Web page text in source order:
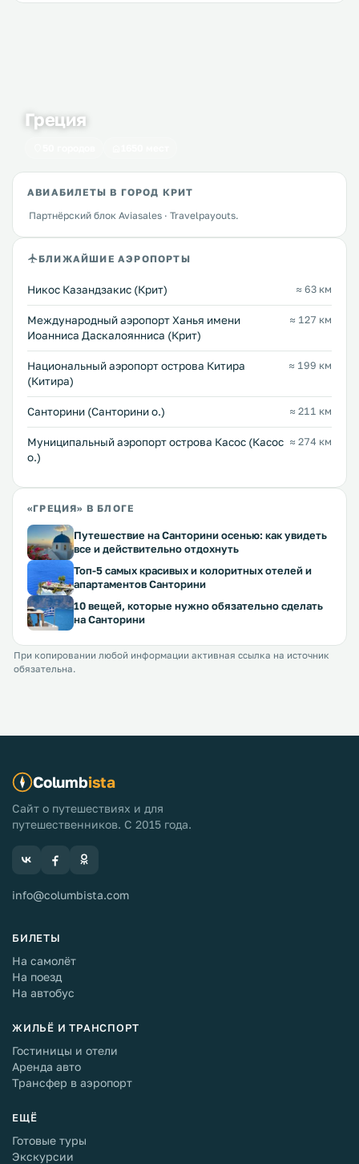
Греция
АВИАБИЛЕТЫ В ГОРОД КРИТ
Партнёрский блок Aviasales · Travelpayouts.
БЛИЖАЙШИЕ АЭРОПОРТЫ
Никос Казандзакис (Крит) ≈ 63 км
Международный аэропорт Ханья имени
Иоанниса Даскалоянниса (Крит)
≈ 127 км
Национальный аэропорт острова Китира
(Китира)
≈ 199 км
Санторини (Санторини о.) ≈ 211 км
Муниципальный аэропорт острова Касос (Касос
о.)
≈ 274 км
«ГРЕЦИЯ» В БЛОГЕ
Путешествие на Санторини осенью: как увидеть
все и действительно отдохнуть
Топ-5 самых красивых и колоритных отелей и
апартаментов Санторини
10 вещей, которые нужно обязательно сделать
на Санторини
При копировании любой информации активная ссылка на источник
обязательна.
Columbista
Сайт о путешествиях и для
путешественников. С 2015 года.
info@columbista.com
БИЛЕТЫ
На самолёт
На поезд
На автобус
ЖИЛЬЁ И ТРАНСПОРТ
Гостиницы и отели
Аренда авто
Трансфер в аэропорт
ЕЩЁ
Готовые туры
Экскурсии